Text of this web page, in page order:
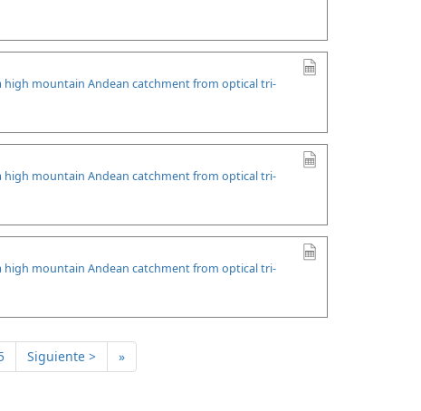
high mountain Andean catchment from optical tri-
high mountain Andean catchment from optical tri-
high mountain Andean catchment from optical tri-
Siguiente > »